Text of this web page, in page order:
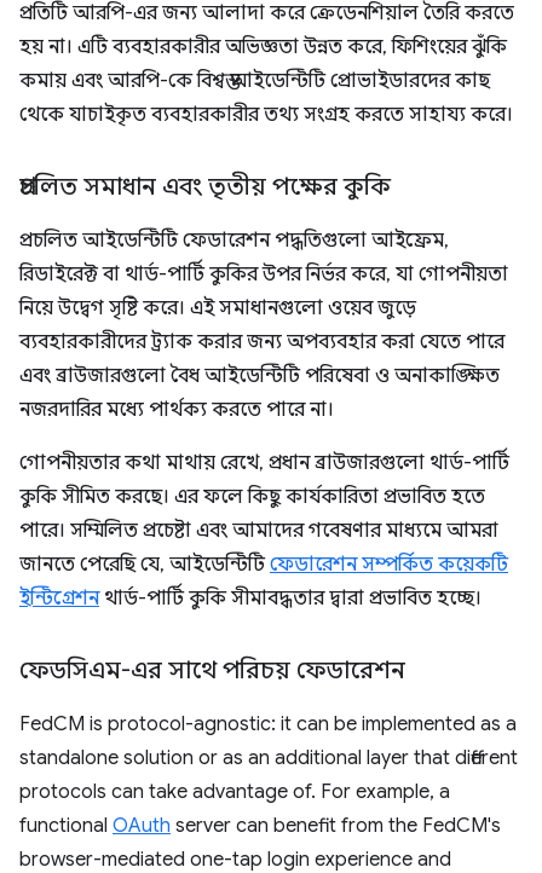
প্রতিটি আরপি-এর জন্য আলাদা করে ক্রেডেনশিয়াল তৈরি করতে
হয় না। এটি ব্যবহারকারীর অভিজ্ঞতা উন্নত করে, ফিশিংয়ের ঝুঁকি
কমায় এবং আরপি-কে বিশ্বস্ত আইডেন্টিটি প্রোভাইডারদের কাছ
থেকে যাচাইকৃত ব্যবহারকারীর তথ্য সংগ্রহ করতে সাহায্য করে।
প্রচলিত সমাধান এবং তৃতীয় পক্ষের কুকি
প্রচলিত আইডেন্টিটি ফেডারেশন পদ্ধতিগুলো আইফ্রেম,
রিডাইরেক্ট বা থার্ড-পার্টি কুকির উপর নির্ভর করে, যা গোপনীয়তা
নিয়ে উদ্বেগ সৃষ্টি করে। এই সমাধানগুলো ওয়েব জুড়ে
ব্যবহারকারীদের ট্র্যাক করার জন্য অপব্যবহার করা যেতে পারে
এবং ব্রাউজারগুলো বৈধ আইডেন্টিটি পরিষেবা ও অনাকাঙ্ক্ষিত
নজরদারির মধ্যে পার্থক্য করতে পারে না।
গোপনীয়তার কথা মাথায় রেখে, প্রধান ব্রাউজারগুলো থার্ড-পার্টি
কুকি সীমিত করছে। এর ফলে কিছু কার্যকারিতা প্রভাবিত হতে
পারে। সম্মিলিত প্রচেষ্টা এবং আমাদের গবেষণার মাধ্যমে আমরা
জানতে পেরেছি যে, আইডেন্টিটিফেডারেশন সম্পর্কিত কয়েকটি
ইন্টিগ্রেশনথার্ড-পার্টি কুকি সীমাবদ্ধতার দ্বারা প্রভাবিত হচ্ছে।
ফেডসিএম-এর সাথে পরিচয় ফেডারেশন
FedCM is protocol-agnostic: it can be implemented as a
standalone solution or as an additional layer that different
protocols can take advantage of. For example, a
functional OAuth server can benefit from the FedCM's
browser-mediated one-tap login experience and